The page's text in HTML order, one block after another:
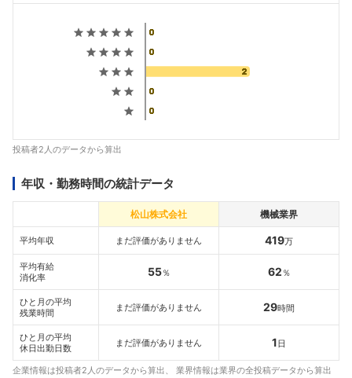
投稿者2人のデータから算出
年収・勤務時間の統計データ
松山株式会社 機械業界
平均年収 まだ評価がありません 419万
平均有給
消化率
55％ 62 ％
ひと月の平均
残業時間
まだ評価がありません 29時間
ひと月の平均
休日出勤日数
まだ評価がありません 1日
企業情報は投稿者2人のデータから算出、 業界情報は業界の全投稿データから算出